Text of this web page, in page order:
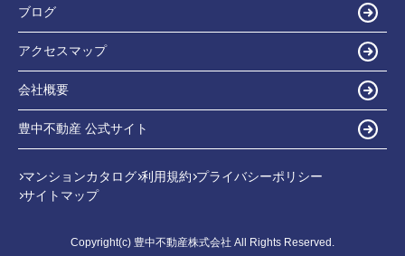
ブログ
アクセスマップ
会社概要
豊中不動産 公式サイト
マンションカタログ 利用規約 プライバシーポリシー
サイトマップ
Copyright(c) 豊中不動産株式会社 All Rights Reserved.